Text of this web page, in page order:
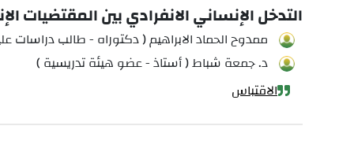
التدخل الإنساني الانفرادي بين المقتضيات
ممدوح الحماد الابراهيم ( دكتوراه - طالب دراسات
د. جمعة شباط ( أستاذ - عضو هيئة تدريسية )
الاقتباس